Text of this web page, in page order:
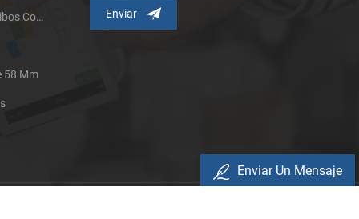
Impresora Térmica De Recibos Con Micropanel.
58 Mm
Enviar Un Mensaje